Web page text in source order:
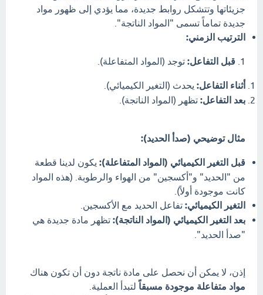
جزيئاتها وتتشكل روابط جديدة، مما يؤدي إلى ظهور مواد
جديدة تماماً تسمى "المواد الناتجة".
الترتيب الزمني:
1. قبل التفاعل: توجد (المواد المتفاعلة).
أثناء التفاعل: يحدث (التغير الكيميائي).
بعد التفاعل: تظهر (المواد الناتجة).
مثال توضيحي (صدأ الحديد):
قبل التغير الكيميائي (المواد المتفاعلة): يكون لدينا قطعة
من "الحديد" و"أكسجين" من الهواء والرطوبة. (هذه المواد
كانت موجودة أولاً).
التغير الكيميائي: تفاعل الحديد مع الأكسجين.
بعد التغير الكيميائي (المواد الناتجة): تظهر مادة جديدة هي
"صدأ الحديد".
إذن، لا يمكن أن نحصل على مادة ناتجة دون أن تكون هناك
مواد متفاعلة موجودة مسبقاً لتبدأ العملية.